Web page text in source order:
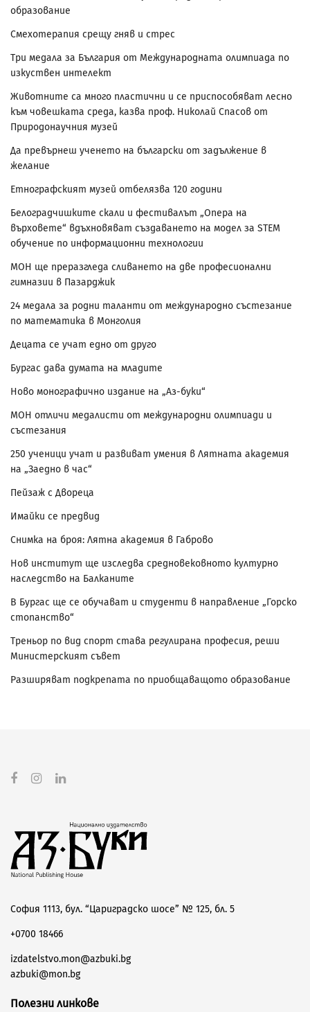
образование
Смехотерапия срещу гняв и стрес
Три медала за България от Международната олимпиада по
изкуствен интелект
Животните са много пластични и се приспособяват лесно
към човешката среда, казва проф. Николай Спасов от
Природонаучния музей
Да превърнеш ученето на български от задължение в
желание
Етнографският музей отбелязва 120 години
Белоградчишките скали и фестивалът „Опера на
върховете“ вдъхновяват създаването на модел за STEM
обучение по информационни технологии
МОН ще преразгледа сливането на две професионални
гимназии в Пазарджик
24 медала за родни таланти от международно състезание
по математика в Монголия
Децата се учат едно от друго
Бургас дава думата на младите
Ново монографично издание на „Аз-буки“
МОН отличи медалисти от международни олимпиади и
състезания
250 ученици учат и развиват умения в Лятната академия
на „Заедно в час“
Пейзаж с Двореца
Имайки се предвид
Снимка на броя: Лятна академия в Габрово
Нов институт ще изследва средновековното културно
наследство на Балканите
В Бургас ще се обучават и студенти в направление „Горско
стопанство“
Треньор по вид спорт става регулирана професия, реши
Министерският съвет
Разширяват подкрепата по приобщаващото образование
София 1113, бул. “Цариградско шосе” № 125, бл. 5
+0700 18466
izdatelstvo.mon@azbuki.bg
azbuki@mon.bg
Полезни линкове